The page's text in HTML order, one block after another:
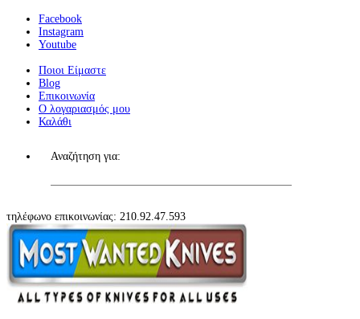
Facebook
Instagram
Youtube
Ποιοι Είμαστε
Blog
Επικοινωνία
Ο λογαριασμός μου
Καλάθι
Αναζήτηση για:
τηλέφωνο επικοινωνίας: 210.92.47.593